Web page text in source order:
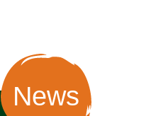
News